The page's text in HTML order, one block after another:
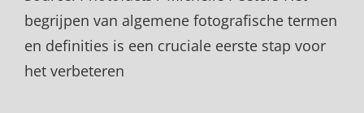
begrijpen van algemene fotografische termen
en definities is een cruciale eerste stap voor
het verbeteren